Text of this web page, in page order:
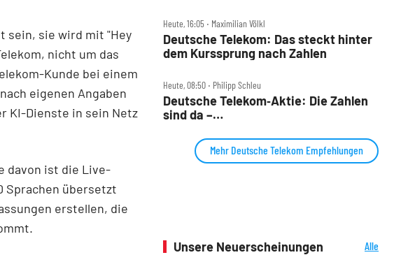
sein, sie wird mit "Hey
nicht um das
Kunde bei einem
eigenen Angaben
KI-Dienste in sein Netz
davon ist die Live-
Sprachen übersetzt
erstellen, die
Heute, 16:05 ‧ Maximilian Völkl
Deutsche Telekom: Das steckt hinter
dem Kurssprung nach Zahlen
Heute, 08:50 ‧ Philipp Schleu
Deutsche Telekom‑Aktie: Die Zahlen
sind da –
Mehr Deutsche Telekom Empfehlungen
Unsere Neuerscheinungen
Alle